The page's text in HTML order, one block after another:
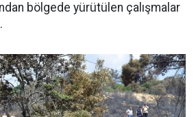
bölgede yürütülen çalışmalar